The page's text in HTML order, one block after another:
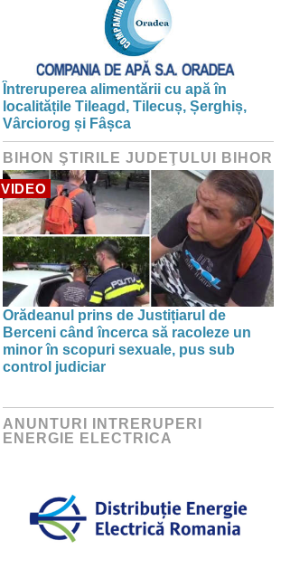
Întreruperea alimentării cu apă în
localitățile Tileagd, Tilecuș, Șerghiș,
Vârciorog și Fâșca
BIHON ŞTIRILE JUDEŢULUI BIHOR
VIDEO
Orădeanul prins de Justițiarul de
Berceni când încerca să racoleze un
minor în scopuri sexuale, pus sub
control judiciar
ANUNTURI INTRERUPERI
ENERGIE ELECTRICA